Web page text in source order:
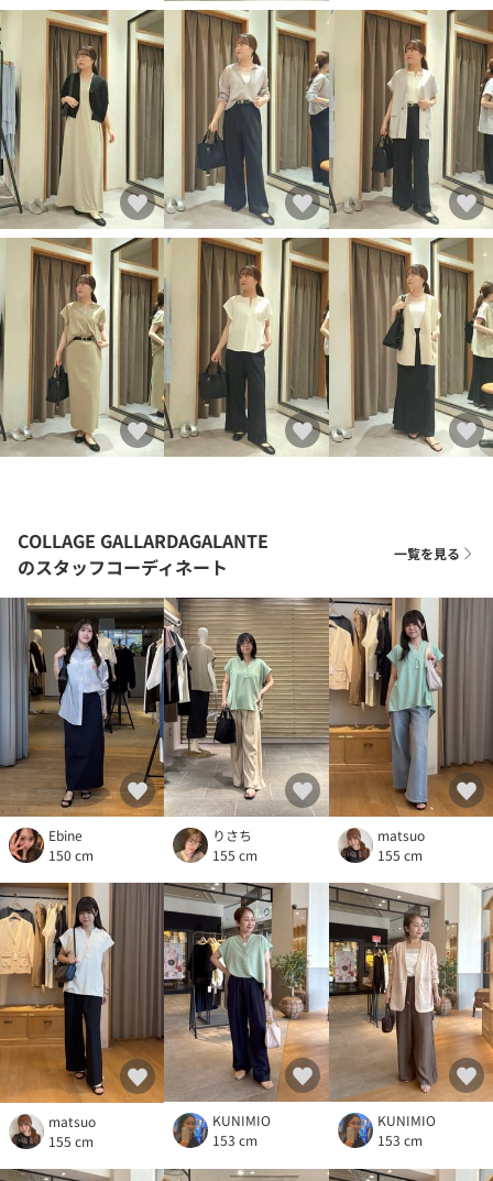
COLLAGE GALLARDAGALANTE
のスタッフコーディネート
一覧を見る
Ebine
150 cm
りさち
155 cm
matsuo
155 cm
matsuo
155 cm
KUNIMIO
153 cm
KUNIMIO
153 cm